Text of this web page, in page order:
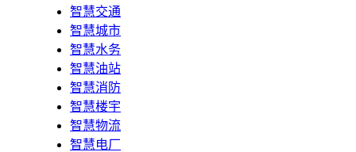
智慧交通
智慧城市
智慧水务
智慧油站
智慧消防
智慧楼宇
智慧物流
智慧电厂